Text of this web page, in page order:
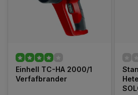
Einhell TC-HA 2000/1
Verfafbrander